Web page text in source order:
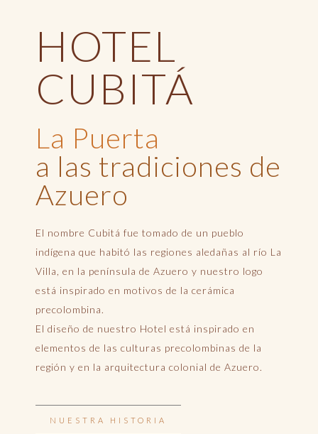
HOTEL
CUBITÁ
La Puerta
a las tradiciones de
Azuero
El nombre Cubitá fue tomado de un pueblo
indígena que habitó las regiones aledañas al río La
Villa, en la península de Azuero y nuestro logo
está inspirado en motivos de la cerámica
precolombina.
El diseño de nuestro Hotel está inspirado en
elementos de las culturas precolombinas de la
región y en la arquitectura colonial de Azuero.
NUESTRA HISTORIA